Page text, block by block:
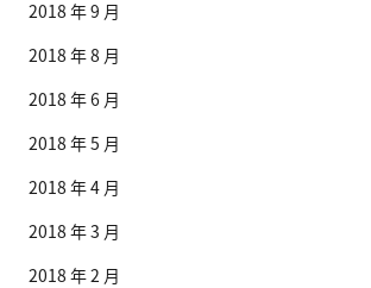
2018 年 9 月
2018 年 8 月
2018 年 6 月
2018 年 5 月
2018 年 4 月
2018 年 3 月
2018 年 2 月